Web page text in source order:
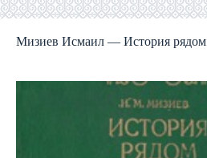
Мизиев Исмаил — История рядом